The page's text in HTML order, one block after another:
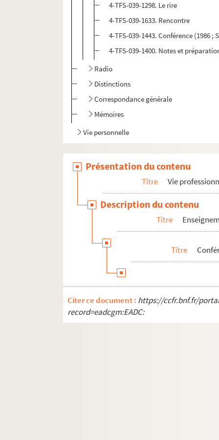
4-TFS-039-1298. Le rire
4-TFS-039-1633. Rencontre
4-TFS-039-1443. Conférence (1986 ;
4-TFS-039-1400. Notes et
Radio
Distinctions
Correspondance générale
Mémoires
Vie personnelle
Présentation du contenu
Titre Vie
Description du contenu
Titre
Titre
Citer ce document : https://ccfr.bnf.fr/
record=eadcgm:EADC: